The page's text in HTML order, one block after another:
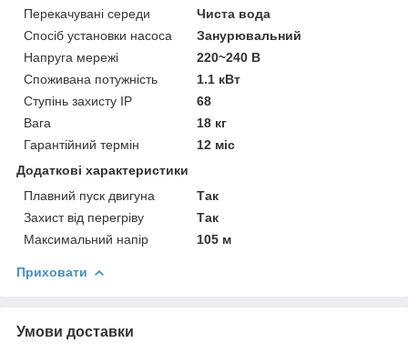
Перекачувані середи
Чиста вода
Спосіб установки насоса
Занурювальний
Напруга мережі
220~240 В
Споживана потужність
1.1 кВт
Ступінь захисту IP
68
Вага
18 кг
Гарантійний термін
12 міс
Додаткові характеристики
Плавний пуск двигуна
Так
Захист від перегріву
Так
Максимальний напір
105 м
Приховати
Умови доставки